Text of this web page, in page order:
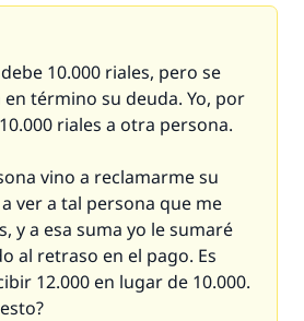
10.000 riales, pero se
término su deuda. Yo, por
riales a otra persona.
vino a reclamarme su
ver a tal persona que me
y a esa suma yo le sumaré
al retraso en el pago. Es
12.000 en lugar de 10.000.